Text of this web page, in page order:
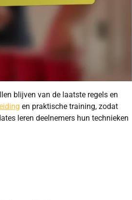
blijven van de laatste regels en
en praktische training, zodat
leren deelnemers hun technieken